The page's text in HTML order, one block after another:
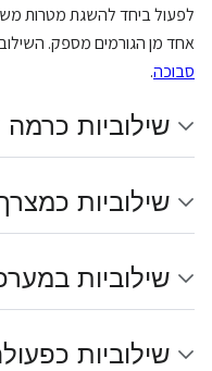
לפעול ביחד להשגת מטרות
אחד מן הגורמים מספק.
סבוכה.
שילוביות
שילוביות
שילוביות
שילוביות